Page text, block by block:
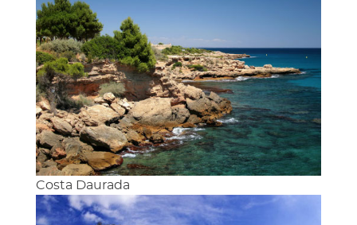
Costa Daurada